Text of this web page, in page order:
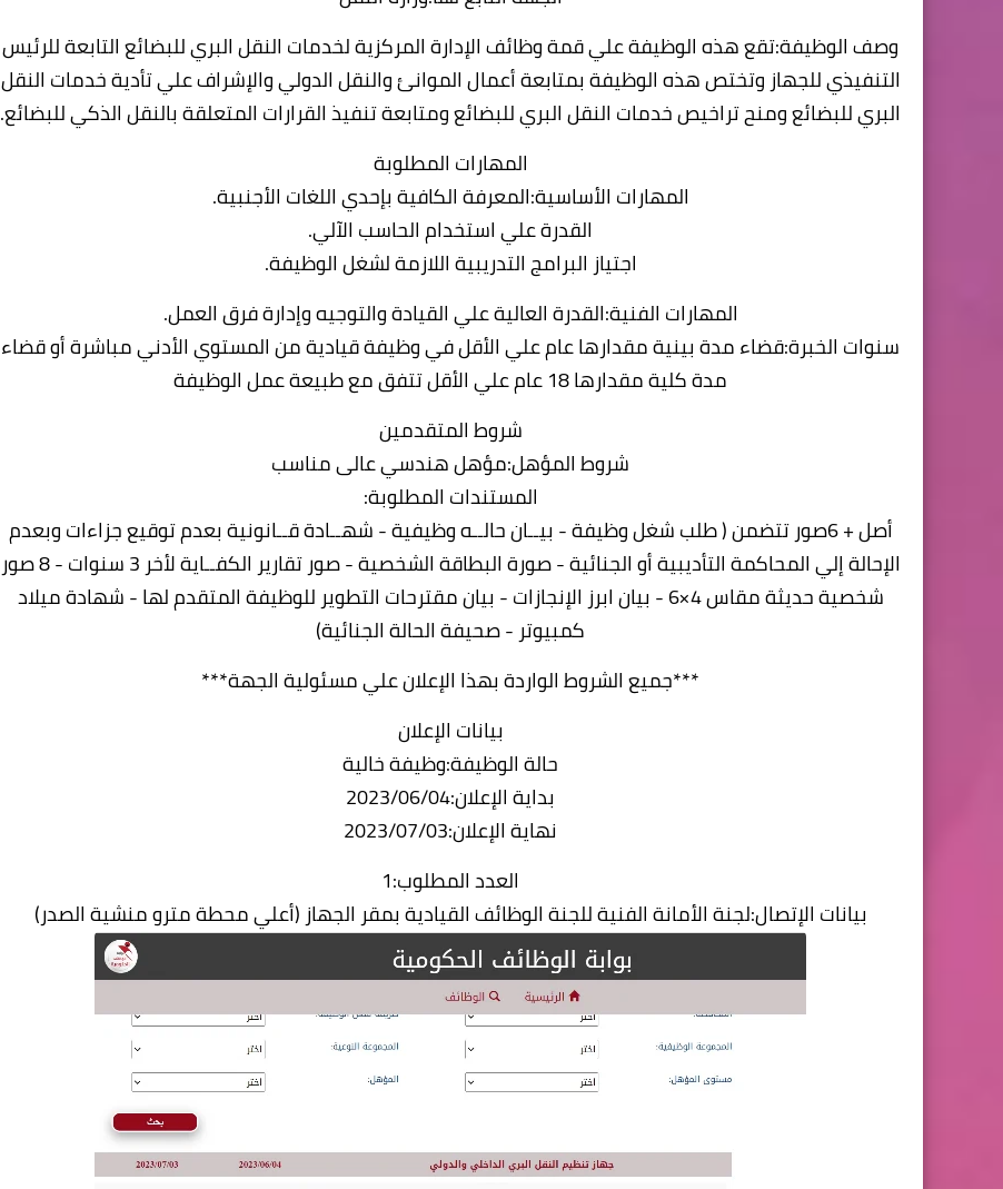
وصف الوظيفة:تقع هذه الوظيفة علي قمة وظائف الإدارة المركزية لخدمات النقل البري للبضائع التابعة للرئيس
التنفيذي للجهاز وتختص هذه الوظيفة بمتابعة أعمال الموانئ والنقل الدولي والإشراف علي تأدية خدمات النقل
البري للبضائع ومنح تراخيص خدمات النقل البري للبضائع ومتابعة تنفيذ القرارات المتعلقة بالنقل الذكي للبضائع.
المهارات المطلوبة
المهارات الأساسية:المعرفة الكافية بإحدي اللغات الأجنبية.
القدرة علي استخدام الحاسب الآلي.
اجتياز البرامج التدريبية اللازمة لشغل الوظيفة.
المهارات الفنية:القدرة العالية علي القيادة والتوجيه وإدارة فرق العمل.
سنوات الخبرة:قضاء مدة بينية مقدارها عام علي الأقل في وظيفة قيادية من المستوي الأدني مباشرة أو قضاء
مدة كلية مقدارها 18 عام علي الأقل تتفق مع طبيعة عمل الوظيفة
شروط المتقدمين
شروط المؤهل:مؤهل هندسي عالى مناسب
المستندات المطلوبة:
أصل + 6صور تتضمن ( طلب شغل وظيفة - بيــان حالــه وظيفية - شهــادة قــانونية بعدم توقيع جزاءات وبعدم
الإحالة إلي المحاكمة التأديبية أو الجنائية - صورة البطاقة الشخصية - صور تقارير الكفــاية لأخر 3 سنوات - 8 صور
شخصية حديثة مقاس 4×6 - بيان ابرز الإنجازات - بيان مقترحات التطوير للوظيفة المتقدم لها - شهادة ميلاد
كمبيوتر - صحيفة الحالة الجنائية)
***جميع الشروط الواردة بهذا الإعلان علي مسئولية الجهة***
بيانات الإعلان
حالة الوظيفة:وظيفة خالية
بداية الإعلان:2023/06/04
نهاية الإعلان:2023/07/03
العدد المطلوب:1
بيانات الإتصال:لجنة الأمانة الفنية للجنة الوظائف القيادية بمقر الجهاز (أعلي محطة مترو منشية الصدر)